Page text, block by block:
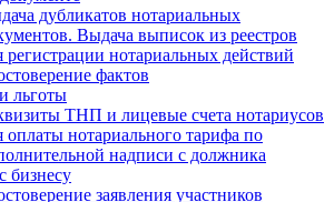
дубликатов нотариальных
Выдача выписок из реестров
регистрации нотариальных действий
фактов
льготы
ТНП и лицевые счета нотариусов
оплаты нотариального тарифа по
надписи с должника
бизнесу
заявления участников